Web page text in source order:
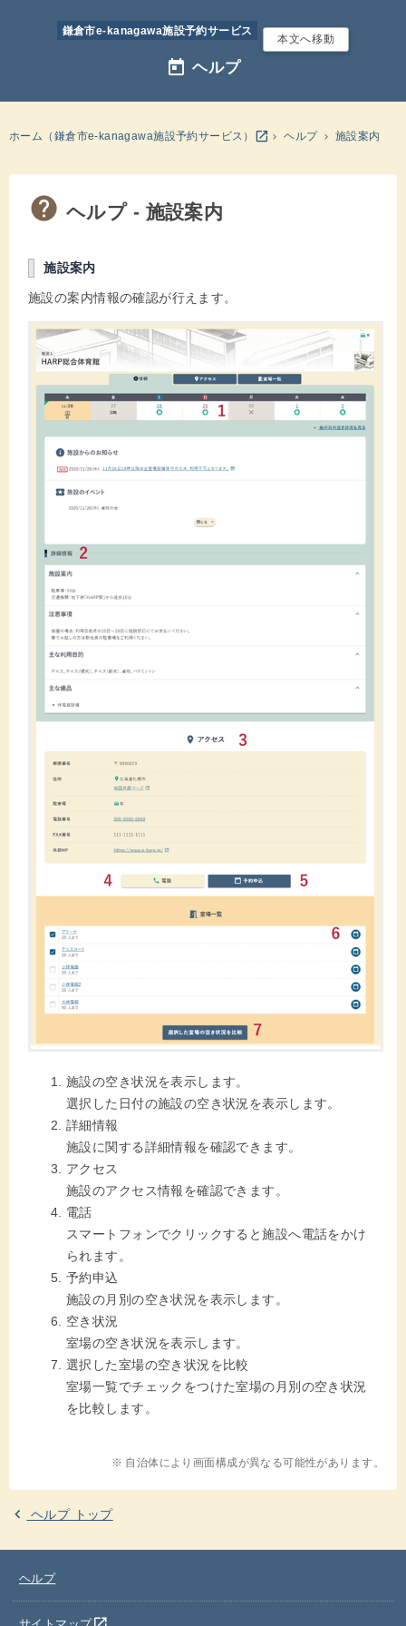
鎌倉市e-kanagawa施設予約サービス
本文へ移動
today ヘルプ
ホーム（鎌倉市e-kanagawa施設予約サービス） open_in_new ヘルプ 施設案内
ヘルプ - 施設案内
施設案内
施設の案内情報の確認が行えます。
施設の空き状況を表示します。
選択した日付の施設の空き状況を表示します。
詳細情報
施設に関する詳細情報を確認できます。
アクセス
施設のアクセス情報を確認できます。
電話
スマートフォンでクリックすると施設へ電話をかけ
られます。
予約申込
施設の月別の空き状況を表示します。
空き状況
室場の空き状況を表示します。
選択した室場の空き状況を比較
室場一覧でチェックをつけた室場の月別の空き状況
を比較します。
※ 自治体により画面構成が異なる可能性があります。
ヘルプ トップ
ヘルプ